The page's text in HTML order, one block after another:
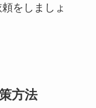
をしましょ
方法